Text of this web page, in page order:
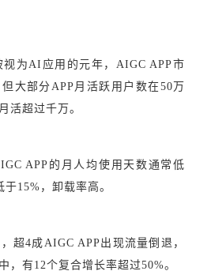
视为AI应用的元年，AIGC APP市
大部分APP月活跃用户数在50万
活超过千万。
APP的月人均使用天数通常低
15%，卸载率高。
超4成AIGC APP出现流量倒退，
，有12个复合增长率超过50%。